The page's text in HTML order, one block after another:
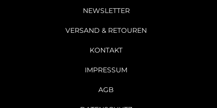
NEWSLETTER
VERSAND & RETOUREN
KONTAKT
IMPRESSUM
AGB